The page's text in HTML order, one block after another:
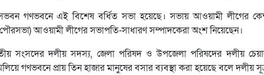
গণভবনে এই বিশেষ বর্ধিত সভা হয়েছে। সভায় আওয়ামী লীগের
আওয়ামী লীগের সভাপতি-সাধারণ সম্পাদকেরা অংশ নিয়েছেন।
সংসদের দলীয় সদস্য, জেলা পরিষদ ও উপজেলা পরিষদের দলীয়
প্রায় তিন হাজার মানুষের বসার ব্যবস্থা করা হয়েছে বলে দলীয়